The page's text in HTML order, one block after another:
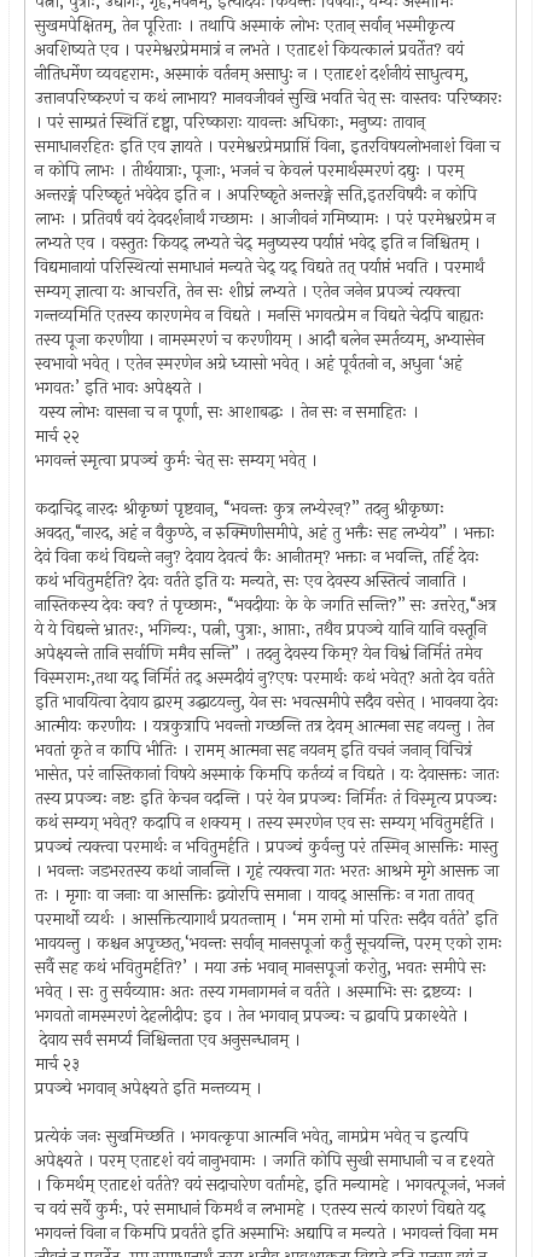
सुखमपेक्षितम्, तेन पूरिताः । तथापि अस्माकं लोभः एतान् सर्वान् भस्मीकृत्य
अवशिष्यते एव । परमेश्वरप्रेममात्रं न लभते । एतादृशं कियत्कालं प्रवर्तेत? वयं
नीतिधर्मेण व्यवहरामः, अस्माकं वर्तनम् असाधुः न । एतादृशं दर्शनीयं साधुत्वम्,
उत्तानपरिष्करणं च कथं लाभाय? मानवजीवनं सुखि भवति चेत् सः वास्तवः परिष्कारः
। परं साम्प्रतं स्थितिं दृष्ट्वा, परिष्काराः यावन्तः अधिकाः, मनुष्यः तावान्
समाधानरहितः इति एव ज्ञायते । परमेश्वरप्रेमप्राप्तिं विना, इतरविषयलोभनाशं विना च
न कोपि लाभः । तीर्थयात्राः, पूजाः, भजनं च केवलं परमार्थस्मरणं दद्युः । परम्
अन्तरङ्गं परिष्कृतं भवेदेव इति न । अपरिष्कृते अन्तरङ्गे सति,इतरविषयैः न कोपि
लाभः । प्रतिवर्षं वयं देवदर्शनार्थं गच्छामः । आजीवनं गमिष्यामः । परं परमेश्वरप्रेम न
लभ्यते एव । वस्तुतः कियद् लभ्यते चेद् मनुष्यस्य पर्याप्तं भवेद् इति न निश्चितम् ।
विद्यमानायां परिस्थित्यां समाधानं मन्यते चेद् यद् विद्यते तत् पर्याप्तं भवति । परमार्थं
सम्यग् ज्ञात्वा यः आचरति, तेन सः शीघ्रं लभ्यते । एतेन जनेन प्रपञ्चं त्यक्त्वा
गन्तव्यमिति एतस्य कारणमेव न विद्यते । मनसि भगवत्प्रेम न विद्यते चेदपि बाह्यतः
तस्य पूजा करणीया । नामस्मरणं च करणीयम् । आदौ बलेन स्मर्तव्यम्, अभ्यासेन
स्वभावो भवेत् । एतेन स्मरणेन अग्रे ध्यासो भवेत् । अहं पूर्वतनो न, अधुना ‘अहं
भगवतः’ इति भावः अपेक्ष्यते ।
यस्य लोभः वासना च न पूर्णा, सः आशाबद्धः । तेन सः न समाहितः ।
मार्च २२
भगवन्तं स्मृत्वा प्रपञ्चं कुर्मः चेत् सः सम्यग् भवेत् ।
कदाचिद् नारदः श्रीकृष्णं पृष्टवान्, “भवन्तः कुत्र लभ्येरन्?” तदनु श्रीकृष्णः
अवदत्,“नारद, अहं न वैकुण्ठे, न रुक्मिणीसमीपे, अहं तु भक्तैः सह लभ्येय” । भक्ताः
देवं विना कथं विद्यन्ते ननु? देवाय देवत्वं कैः आनीतम्? भक्ताः न भवन्ति, तर्हि देवः
कथं भवितुमर्हति? देवः वर्तते इति यः मन्यते, सः एव देवस्य अस्तित्वं जानाति ।
नास्तिकस्य देवः क्व? तं पृच्छामः, “भवदीयाः के के जगति सन्ति?” सः उत्तरेत्,“अत्र
ये ये विद्यन्ते भ्रातरः, भगिन्यः, पत्नी, पुत्राः, आप्ताः, तथैव प्रपञ्चे यानि यानि वस्तूनि
अपेक्ष्यन्ते तानि सर्वाणि ममैव सन्ति” । तदनु देवस्य किम्? येन विश्वं निर्मितं तमेव
विस्मरामः,तथा यद् निर्मितं तद् अस्मदीयं नु?एषः परमार्थः कथं भवेत्? अतो देव वर्तते
इति भावयित्वा देवाय द्वारम् उद्घाटयन्तु, येन सः भवत्समीपे सदैव वसेत् । भावनया देवः
आत्मीयः करणीयः । यत्रकुत्रापि भवन्तो गच्छन्ति तत्र देवम् आत्मना सह नयन्तु । तेन
भवतां कृते न कापि भीतिः । रामम् आत्मना सह नयनम् इति वचनं जनान् विचित्रं
भासेत, परं नास्तिकानां विषये अस्माकं किमपि कर्तव्यं न विद्यते । यः देवासक्तः जातः
तस्य प्रपञ्चः नष्टः इति केचन वदन्ति । परं येन प्रपञ्चः निर्मितः तं विस्मृत्य प्रपञ्चः
कथं सम्यग् भवेत्? कदापि न शक्यम् । तस्य स्मरणेन एव सः सम्यग् भवितुमर्हति ।
प्रपञ्चं त्यक्त्वा परमार्थः न भवितुमर्हति । प्रपञ्चं कुर्वन्तु परं तस्मिन् आसक्तिः मास्तु
। भवन्तः जडभरतस्य कथां जानन्ति । गृहं त्यक्त्वा गतः भरतः आश्रमे मृगे आसक्त जा
तः । मृगाः वा जनाः वा आसक्तिः द्वयोरपि समाना । यावद् आसक्तिः न गता तावत्
परमार्थो व्यर्थः । आसक्तित्यागार्थं प्रयतन्ताम् । ‘मम रामो मां परितः सदैव वर्तते’ इति
भावयन्तु । कश्चन अपृच्छत्,‘भवन्तः सर्वान् मानसपूजां कर्तुं सूचयन्ति, परम् एको रामः
सर्वै सह कथं भवितुमर्हति?’ । मया उक्तं भवान् मानसपूजां करोतु, भवतः समीपे सः
भवेत् । सः तु सर्वव्याप्तः अतः तस्य गमनागमनं न वर्तते । अस्माभिः सः द्रष्टव्यः ।
भगवतो नामस्मरणं देहलीदीप: इव । तेन भगवान् प्रपञ्चः च द्वावपि प्रकाश्येते ।
देवाय सर्वं समर्प्य निश्चिन्तता एव अनुसन्धानम् ।
मार्च २३
प्रपञ्चे भगवान् अपेक्ष्यते इति मन्तव्यम् ।
प्रत्येकं जनः सुखमिच्छति । भगवत्कृपा आत्मनि भवेत्, नामप्रेम भवेत् च इत्यपि
अपेक्ष्यते । परम् एतादृशं वयं नानुभवामः । जगति कोपि सुखी समाधानी च न दृश्यते
। किमर्थम् एतादृशं वर्तते? वयं सदाचारेण वर्तामहे, इति मन्यामहे । भगवत्पूजनं, भजनं
च वयं सर्वे कुर्मः, परं समाधानं किमर्थं न लभामहे । एतस्य सत्यं कारणं विद्यते यद्
भगवन्तं विना न किमपि प्रवर्तते इति अस्माभिः अद्यापि न मन्यते । भगवन्तं विना मम